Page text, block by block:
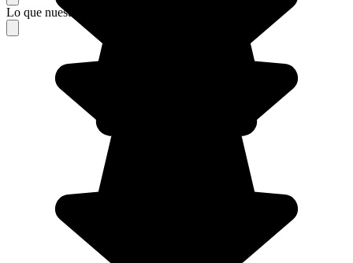
Lo que nuestros viajeros piensan de su estancia